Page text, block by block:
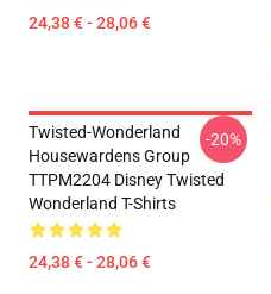
24,38 € - 28,06 €
Twisted-Wonderland
Housewardens Group
TTPM2204 Disney Twisted
Wonderland T-Shirts
24,38 € - 28,06 €
-20%